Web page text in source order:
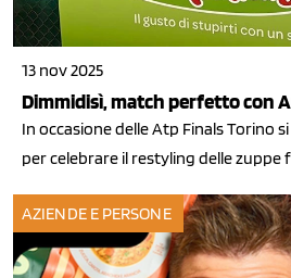
13 nov 2025
Dimmidisì, match perfetto con
In occasione delle Atp Finals Torino
per celebrare il restyling delle zuppe
AZIENDE E PERSONE